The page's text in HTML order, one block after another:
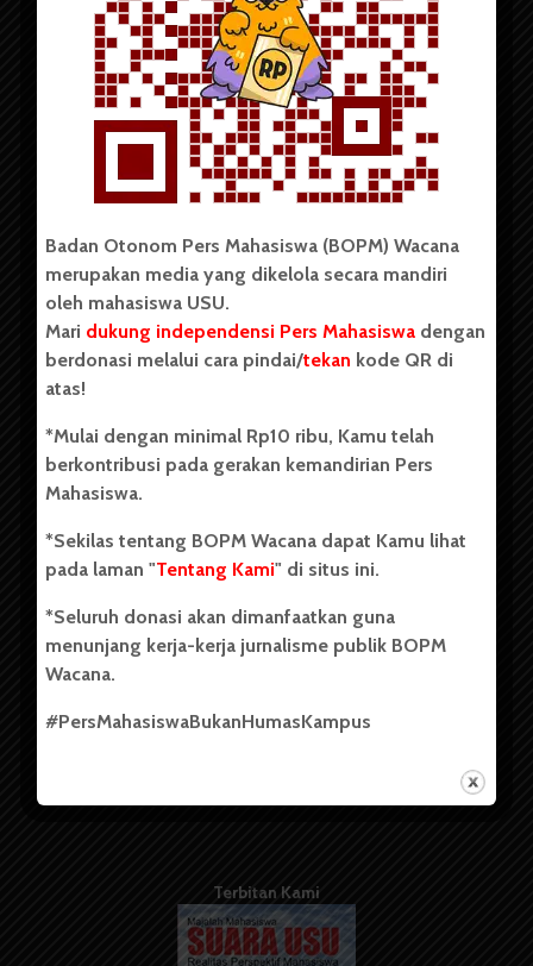
Copyright © 2023. All rights reserved BOPM WACANA.
Badan Otonom Pers Mahasiswa (BOPM) Wacana merupakan
pers mahasiswa yang berdiri di luar kampus dan dikelola
secara mandiri oleh mahasiswa Universitas Sumatera Utara
(USU). Sebelumnya BOPM Wacana merupakan salah satu
Unit Kegiatan Mahasiswa (UKM) di Universitas Sumatera
berdiri pada 1 Juli 1995.
Tentang Kami
Info Iklan
Terbitan Kami
Badan Otonom Pers Mahasiswa (BOPM) Wacana
merupakan media yang dikelola secara mandiri
oleh mahasiswa USU.
Mari dukung independensi Pers Mahasiswa dengan
berdonasi melalui cara pindai/tekan kode QR di
atas!
*Mulai dengan minimal Rp10 ribu, Kamu telah
berkontribusi pada gerakan kemandirian Pers
Mahasiswa.
*Sekilas tentang BOPM Wacana dapat Kamu lihat
pada laman "Tentang Kami" di situs ini.
*Seluruh donasi akan dimanfaatkan guna
menunjang kerja-kerja jurnalisme publik BOPM
Wacana.
#PersMahasiswaBukanHumasKampus